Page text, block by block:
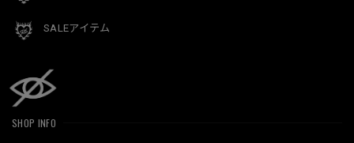
SALEアイテム
SHOP INFO